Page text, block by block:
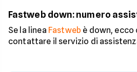
Fastweb down: numero
Se la linea Fastweb è down, ecco
contattare il servizio di